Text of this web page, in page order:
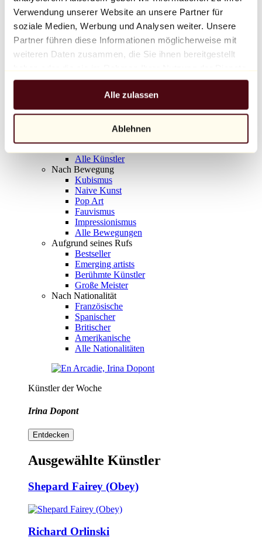
Verwendung unserer Website an unsere Partner für
soziale Medien, Werbung und Analysen weiter. Unsere
Partner führen diese Informationen möglicherweise mit
weiteren Daten zusammen, die Sie ihnen bereitgestellt
gesammelt haben.
Alle zulassen
Ablehnen
Balloon Dog (Orange)
Jeff Koons
10.000 €
Entdecken
Alle Bildhauer
Alle Fotografen
Alle Künstler
Nach Bewegung
Kubismus
Naive Kunst
Pop Art
Fauvismus
Impressionismus
Alle Bewegungen
Aufgrund seines Rufs
Bestseller
Emerging artists
Berühmte Künstler
Große Meister
Nach Nationalität
Französische
Spanischer
Britischer
Amerikanische
Alle Nationalitäten
Künstler der Woche
Irina Dopont
Entdecken
Ausgewählte Künstler
Shepard Fairey (Obey)
Richard Orlinski